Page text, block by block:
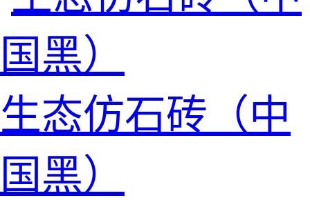
生态仿石砖（中
国黑）